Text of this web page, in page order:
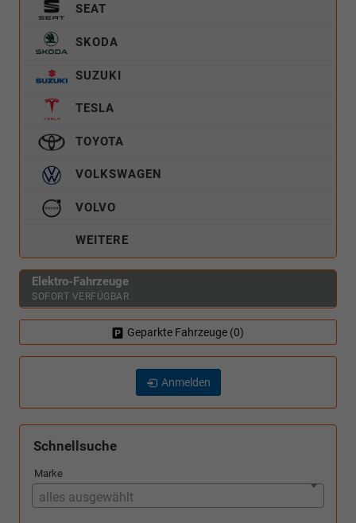
SEAT
SKODA
SUZUKI
TESLA
TOYOTA
VOLKSWAGEN
VOLVO
WEITERE
Elektro-Fahrzeuge
SOFORT VERFÜGBAR
Geparkte Fahrzeuge (0)
Anmelden
Schnellsuche
Marke
alles ausgewählt